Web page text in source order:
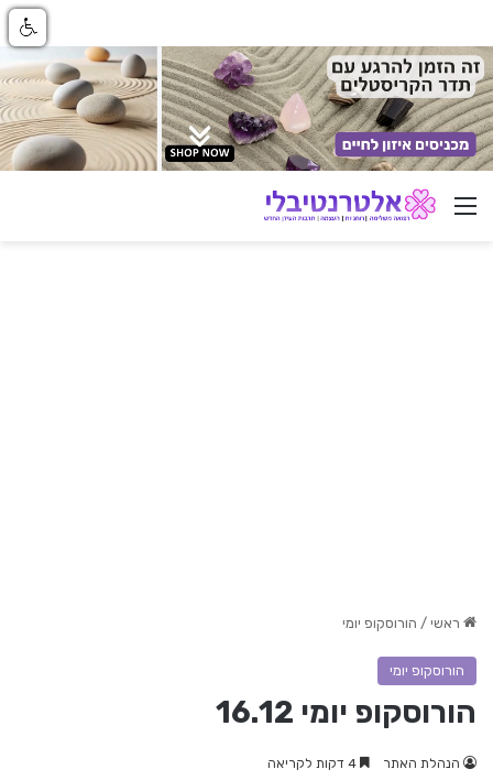
ניווט באתר
ראשי / הורוסקופ יומי
הורוסקופ יומי
הורוסקופ יומי 16.12
הנהלת האתר